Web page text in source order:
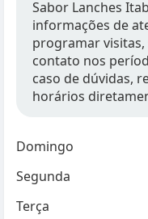
Sabor Lanches
informações de
programar
contato nos
caso de dúvidas,
horários
Domingo
Segunda
Terça